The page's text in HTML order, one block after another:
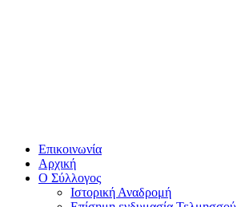
Επικοινωνία
Αρχική
Ο Σύλλογος
Ιστορική Αναδρομή